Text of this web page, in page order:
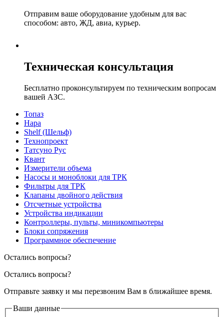
Отправим ваше оборудование удобным для вас
способом: авто, ЖД, авиа, курьер.
Техническая консультация
Бесплатно проконсультируем по техническим вопросам
вашей АЗС.
Топаз
Нара
Shelf (Шельф)
Технопроект
Татсуно Рус
Квант
Измерители объема
Насосы и моноблоки для ТРК
Фильтры для ТРК
Клапаны двойного действия
Отсчетные устройства
Устройства индикации
Контроллеры, пульты, миникомпьютеры
Блоки сопряжения
Программное обеспечение
Остались вопросы?
Остались вопросы?
Отправьте заявку и мы перезвоним Вам в ближайшее время.
Ваши данные